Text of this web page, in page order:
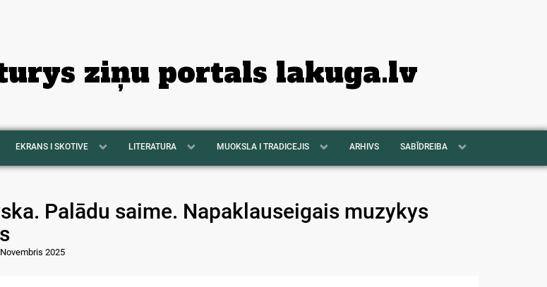
ziņu portals lakuga.lv
EKRANS I SKOTIVE LITERATURA MUOKSLA I TRADICEJIS ARHIVS SABĪDREIBA
Palādu saime. Napaklauseigais muzykys
2025